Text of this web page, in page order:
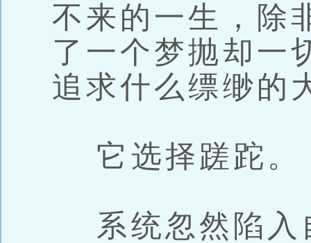
不来的一生，除
了一个梦抛却一
追求什么缥缈的
它选择蹉跎。
系统忽然陷入